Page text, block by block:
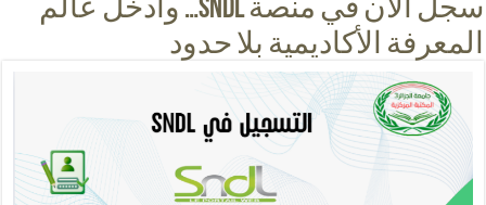
سجل الآن في منصة SNDL… وادخل عالم
المعرفة الأكاديمية بلا حدود